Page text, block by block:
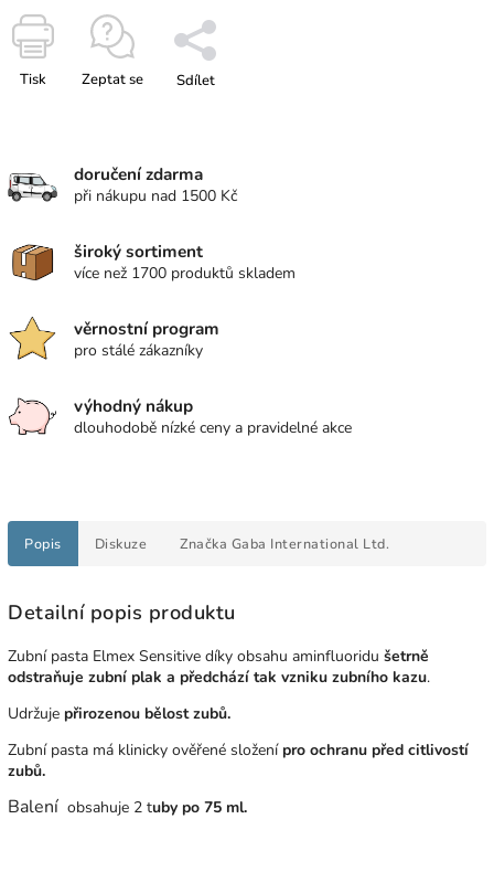
Tisk Zeptat se Sdílet
doručení zdarma
při nákupu nad 1500 Kč
široký sortiment
více než 1700 produktů skladem
věrnostní program
pro stálé zákazníky
výhodný nákup
dlouhodobě nízké ceny a pravidelné akce
Popis Diskuze Značka Gaba International Ltd.
Detailní popis produktu
Zubní pasta Elmex Sensitive díky obsahu aminfluoridu šetrně
odstraňuje zubní plak a předchází tak vzniku zubního kazu.
Udržuje přirozenou bělost zubů.
Zubní pasta má klinicky ověřené složení pro ochranu před citlivostí
zubů.
Balení obsahuje 2 tuby po 75 ml.